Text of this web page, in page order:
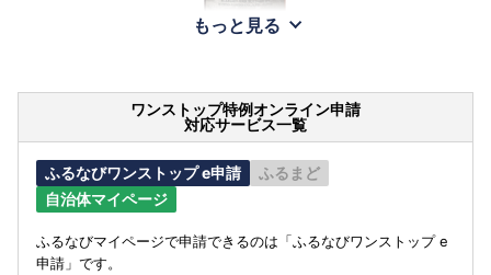
もっと見る
ワンストップ特例オンライン申請
対応サービス一覧
ふるなびワンストップ e申請
ふるまど
自治体マイページ
ふるなびマイページで申請できるのは「ふるなびワンストップ e
申請」です。